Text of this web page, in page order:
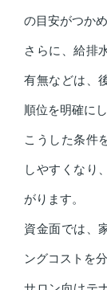
の目安がつかめ
さらに、給排
有無などは、
順位を明確に
こうした条件
しやすくなり
がります。
資金面では、
ングコストを